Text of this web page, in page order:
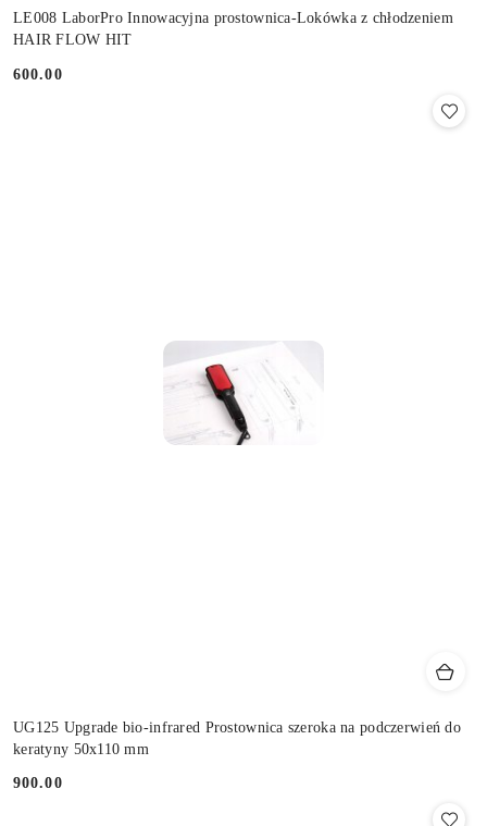
LE008 LaborPro Innowacyjna prostownica-Lokówka z chłodzeniem
HAIR FLOW HIT
Cena:
600.00
UG125 Upgrade bio-infrared Prostownica szeroka na podczerwień do
keratyny 50x110 mm
Cena:
900.00